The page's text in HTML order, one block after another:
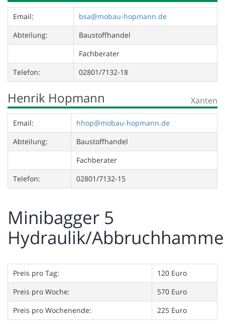
Email:
bsa@mobau-hopmann.de
Abteilung:
Baustoffhandel
Fachberater
Telefon:
02801/7132-18
Henrik Hopmann Xanten
Email:
hhop@mobau-hopmann.de
Abteilung:
Baustoffhandel
Fachberater
Telefon:
02801/7132-15
Minibagger 5
Hydraulik/
Preis pro Tag:
120 Euro
Preis pro Woche:
570 Euro
Preis pro Wochenende:
225 Euro